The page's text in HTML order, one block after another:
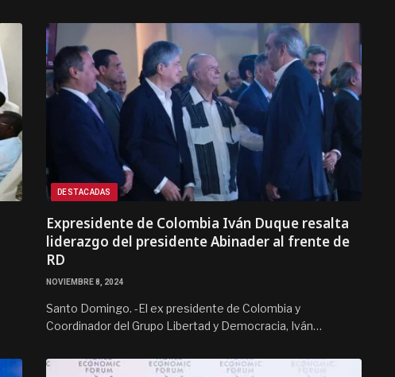
DESTACADAS
Expresidente de Colombia Iván Duque resalta
liderazgo del presidente Abinader al frente de
RD
NOVIEMBRE 8, 2024
Santo Domingo. -El ex presidente de Colombia y
Coordinador del Grupo Libertad y Democracia, Iván…